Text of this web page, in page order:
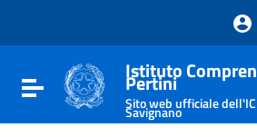
Vai al footer
Attiva / disattiva la navigazione
Istituto
Pertini
Sito web ufficiale
Savignano